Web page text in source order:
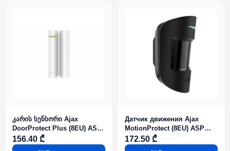
კარის სენსორი Ajax
DoorProtect Plus (8EU) ASP
White
156.40 ₾
Датчик движения Ajax
MotionProtect (8EU) ASP
Black
172.50 ₾